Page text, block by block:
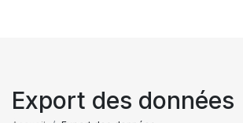
Export des données